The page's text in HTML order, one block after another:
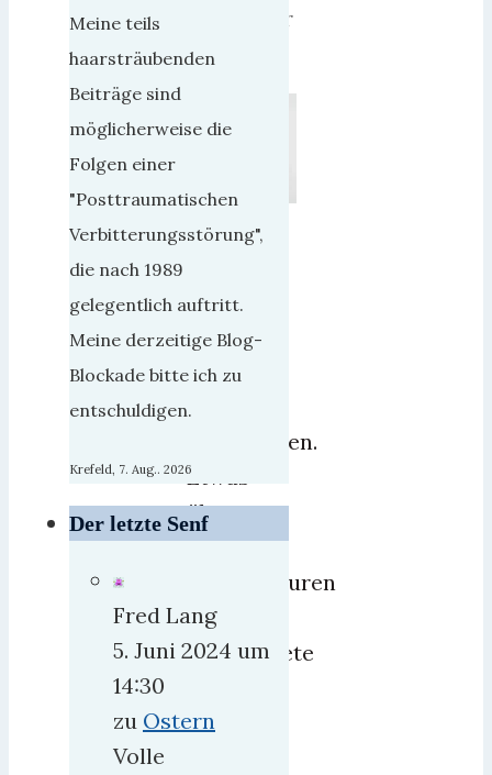
November
2018
Über
habe
ich
hier
geschrieben.
Etwas
über
gefühlte
Temperaturen
oder
eingebildete
Wenn
Meine teils
haarsträubenden
Beiträge sind
möglicherweise die
Folgen einer
"Posttraumatischen
Verbitterungsstörung",
die nach 1989
gelegentlich auftritt.
Meine derzeitige Blog-
Blockade bitte ich zu
entschuldigen.
Krefeld, 7. Aug.. 2026
Der letzte Senf
Fred Lang
5. Juni 2024 um
14:30
zu Ostern
Volle